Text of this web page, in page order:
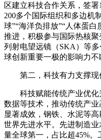
区建立科技合作关系，签
200多个国际组织和多边机
球”“海洋负排放”“人体蛋
推进，积极参与国际热核
列射电望远镜（SKA）等
球创新重要一极的影响力不
第二，科技有力支撑现
科技赋能传统产业优化
数据等技术，推动传统产
显著成效，钢铁、水泥等
世界先进水平。先进制造
量全球第一，占比超45%